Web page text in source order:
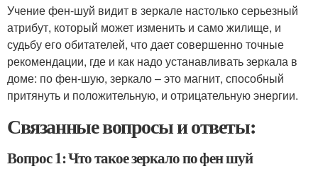
Учение фен-шуй видит в зеркале настолько серьезный
атрибут, который может изменить и само жилище, и
судьбу его обитателей, что дает совершенно точные
рекомендации, где и как надо устанавливать зеркала в
доме: по фен-шую, зеркало – это магнит, способный
притянуть и положительную, и отрицательную энергии.
Связанные вопросы и ответы:
Вопрос 1: Что такое зеркало по фен шуй